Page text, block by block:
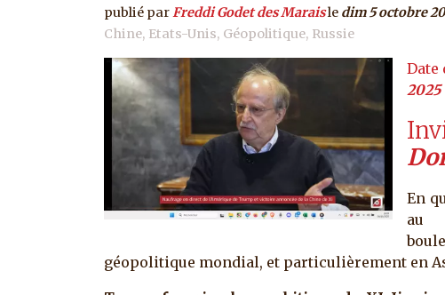
publié par Freddi Godet des Maraisle dim 5 octobre
Chine Etats-Unis Géopolitique Russie
2025
En
au
géopolitique mondial, et particulièrement en